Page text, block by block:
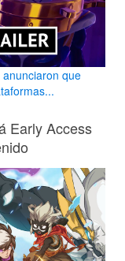
que
Early Access